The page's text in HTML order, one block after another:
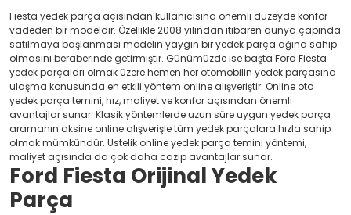
Fiesta yedek parça açısından kullanıcısına önemli düzeyde konfor
vadeden bir modeldir. Özellikle 2008 yılından itibaren dünya çapında
satılmaya başlanması modelin yaygın bir yedek parça ağına sahip
olmasını beraberinde getirmiştir. Günümüzde ise başta Ford Fiesta
yedek parçaları olmak üzere hemen her otomobilin yedek parçasına
ulaşma konusunda en etkili yöntem online alışveriştir. Online oto
yedek parça temini, hız, maliyet ve konfor açısından önemli
avantajlar sunar. Klasik yöntemlerde uzun süre uygun yedek parça
aramanın aksine online alışverişle tüm yedek parçalara hızla sahip
olmak mümkündür. Üstelik online yedek parça temini yöntemi,
maliyet açısında da çok daha cazip avantajlar sunar.
Ford Fiesta Orijinal Yedek
Parça